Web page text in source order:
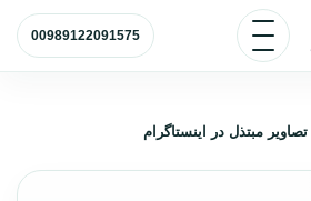
باز و بسته کردن منو
00989122091575
تصاویر مبتذل در اینستاگرام